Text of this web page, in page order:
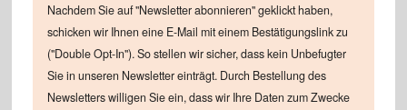
Nachdem Sie auf "Newsletter abonnieren" geklickt haben,
schicken wir Ihnen eine E-Mail mit einem Bestätigungslink zu
("Double Opt-In"). So stellen wir sicher, dass kein Unbefugter
Sie in unseren Newsletter einträgt. Durch Bestellung des
Newsletters willigen Sie ein, dass wir Ihre Daten zum Zwecke